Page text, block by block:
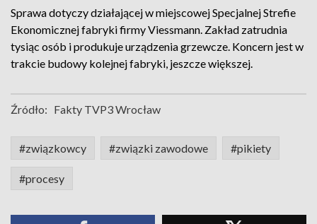
Sprawa dotyczy działającej w miejscowej Specjalnej Strefie
Ekonomicznej fabryki firmy Viessmann. Zakład zatrudnia
tysiąc osób i produkuje urządzenia grzewcze. Koncern jest w
trakcie budowy kolejnej fabryki, jeszcze większej.
Źródło: Fakty TVP3 Wrocław
#związkowcy #związki zawodowe #pikiety
#procesy